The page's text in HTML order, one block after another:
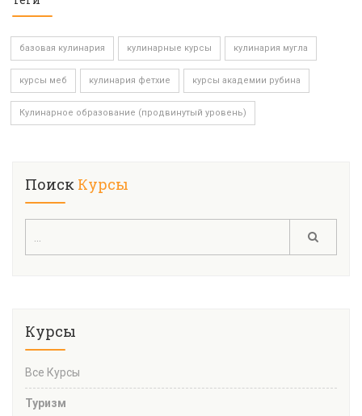
базовая кулинария кулинарные курсы кулинария мугла
курсы меб кулинария фетхие курсы академии рубина
Кулинарное образование (продвинутый уровень)
Поиск Курсы
Курсы
Все Курсы
Туризм